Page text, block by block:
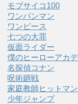
モブサイコ100
ワンパンマン
ワンピース
七つの大罪
仮面ライダー
僕のヒーローアカ
名探偵コナン
呪術廻戦
家庭教師ヒットマ
少年ジャンプ